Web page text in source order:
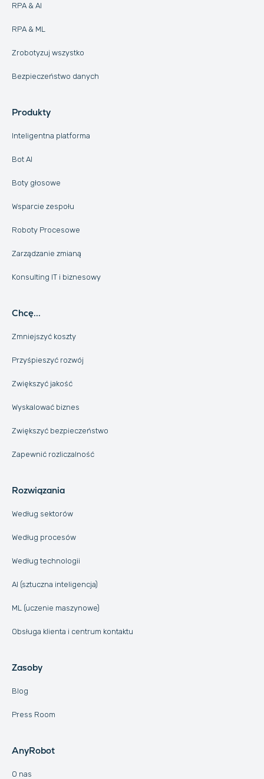
RPA & AI
RPA & ML
Zrobotyzuj wszystko
Bezpieczeństwo danych
Produkty
Inteligentna platforma
Bot AI
Boty głosowe
Wsparcie zespołu
Roboty Procesowe
Zarządzanie zmianą
Konsulting IT i biznesowy
Chcę...
Zmniejszyć koszty
Przyśpieszyć rozwój
Zwiększyć jakość
Wyskalować biznes
Zwiększyć bezpieczeństwo
Zapewnić rozliczalność
Rozwiązania
Według sektorów
Według procesów
Według technologii
AI (sztuczna inteligencja)
ML (uczenie maszynowe)
Obsługa klienta i centrum kontaktu
Zasoby
Blog
Press Room
AnyRobot
O nas